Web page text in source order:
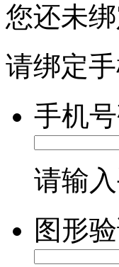
您还未
请绑定
手机号
请输
图形